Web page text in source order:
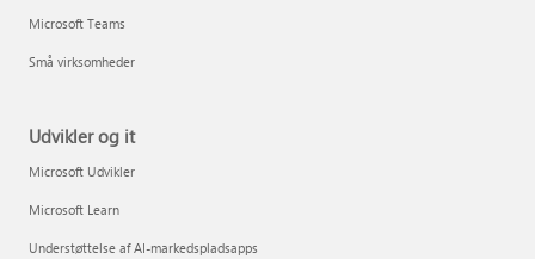
Microsoft Teams
Små virksomheder
Udvikler og it
Microsoft Udvikler
Microsoft Learn
Understøttelse af AI-markedspladsapps